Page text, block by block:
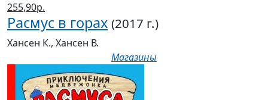
255,90р.
Расмус в горах (2017 г.)
Хансен К., Хансен В.
Магазины